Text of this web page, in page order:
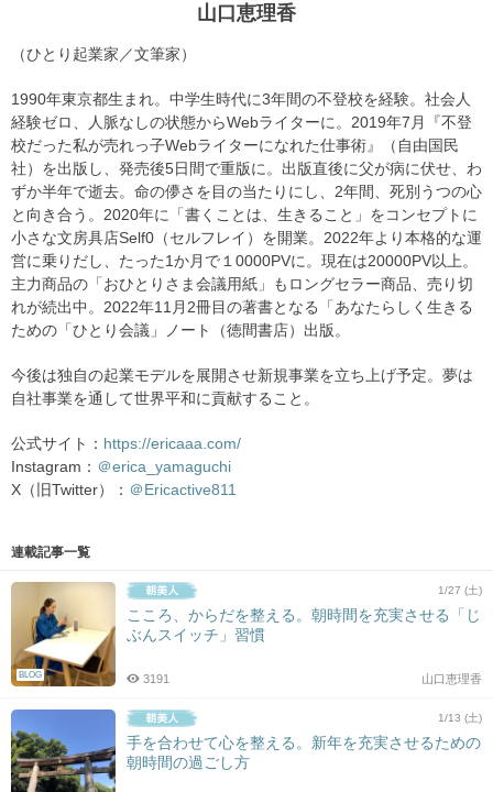
山口恵理香
（ひとり起業家／文筆家）
1990年東京都生まれ。中学生時代に3年間の不登校を経験。社会人
経験ゼロ、人脈なしの状態からWebライターに。2019年7月『不登
校だった私が売れっ子Webライターになれた仕事術』（自由国民
社）を出版し、発売後5日間で重版に。出版直後に父が病に伏せ、わ
ずか半年で逝去。命の儚さを目の当たりにし、2年間、死別うつの心
と向き合う。2020年に「書くことは、生きること」をコンセプトに
小さな文房具店Self0（セルフレイ）を開業。2022年より本格的な運
営に乗りだし、たった1か月で１0000PVに。現在は20000PV以上。
主力商品の「おひとりさま会議用紙」もロングセラー商品、売り切
れが続出中。2022年11月2冊目の著書となる「あなたらしく生きる
ための「ひとり会議」ノート（徳間書店）出版。
今後は独自の起業モデルを展開させ新規事業を立ち上げ予定。夢は
自社事業を通して世界平和に貢献すること。
公式サイト： https://ericaaa.com/
Instagram： ＠erica_yamaguchi
X（旧Twitter）： ＠Ericactive811
連載記事一覧
BLOG
1/27 (土)
こころ、からだを整える。朝時間を充実させる「じ
ぶんスイッチ」習慣
山口恵理香
3191
1/13 (土)
手を合わせて心を整える。新年を充実させるための
朝時間の過ごし方